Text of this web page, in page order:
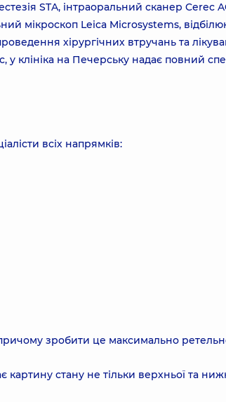
STA, інтраоральний сканер Cerec
мікроскоп Leica Microsystems,
хірургічних втручань та
у клініка на Печерську надає повний
всіх напрямків:
зробити це максимально
стану не тільки верхньої та